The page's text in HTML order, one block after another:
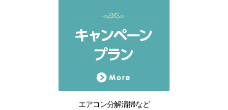
エアコン分解清掃など